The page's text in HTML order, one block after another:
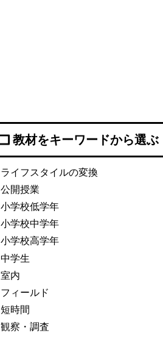
教材をキーワードから選ぶ
ライフスタイルの変換
公開授業
小学校低学年
小学校中学年
小学校高学年
中学生
室内
フィールド
短時間
観察・調査